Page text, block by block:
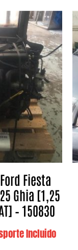
Fiesta
Ghia [1,25
– 150830
Incluido